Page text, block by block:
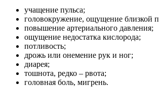
учащение пульса;
головокружение, ощущение близкой
повышение артериального давления;
ощущение недостатка кислорода;
потливость;
дрожь или онемение рук и ног;
диарея;
тошнота, редко – рвота;
головная боль, мигрень.